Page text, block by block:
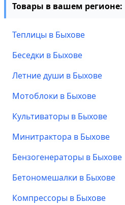
Товары в вашем регионе:
Теплицы в Быхове
Беседки в Быхове
Летние души в Быхове
Мотоблоки в Быхове
Культиваторы в Быхове
Минитрактора в Быхове
Бензогенераторы в Быхове
Бетономешалки в Быхове
Компрессоры в Быхове